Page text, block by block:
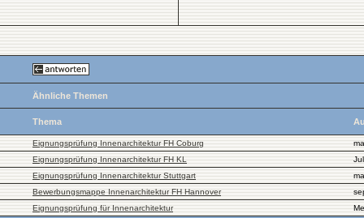
Ähnliche Themen
Thema
Eignungsprüfung Innenarchitektur FH Coburg
Eignungsprüfung Innenarchitektur FH KL
Jul
Eignungsprüfung Innenarchitektur Stuttgart
Bewerbungsmappe Innenarchitektur FH Hannover
Eignungsprüfung für Innenarchitektur